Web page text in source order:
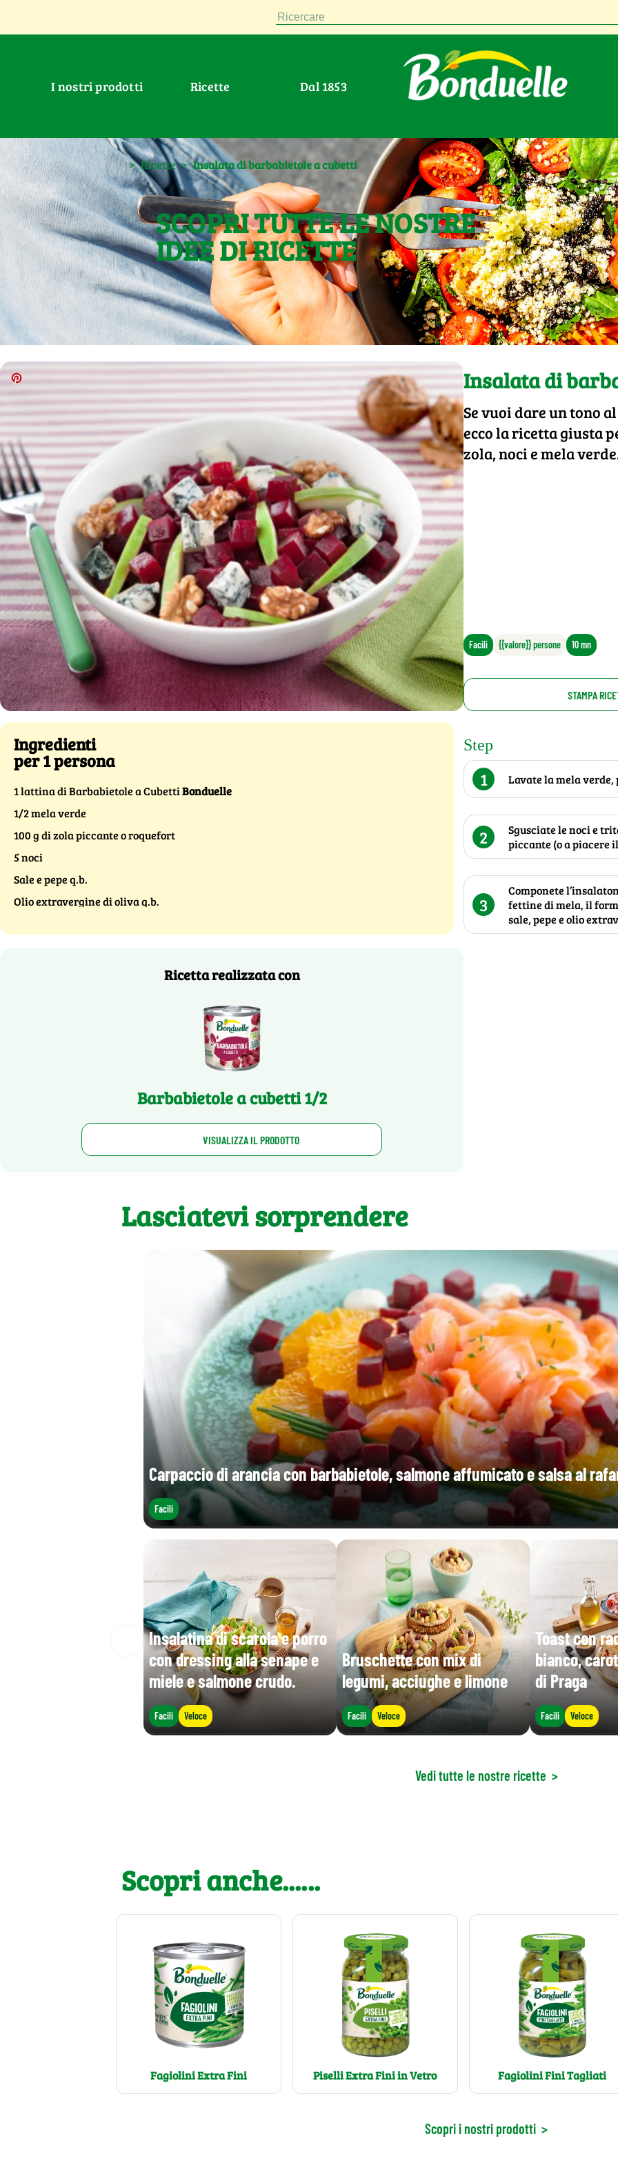
Ricercare
I nostri prodotti Ricette Dal 1853
> Ricette > Insalata di barbabietole a cubetti
SCOPRI TUTTE LE NOSTRE
IDEE DI RICETTE
Insalata di
Se vuoi dare un tono
ecco la ricetta giusta
zola, noci e mela
Facili {{valore}} persone 10 mn
STAMPA
Ingredienti
per 1 persona
1 lattina di Barbabietole a CubettiBonduelle
1/2 mela verde
100 g di zola piccante o roquefort
5 noci
Sale e pepe q.b.
Olio extravergine di oliva q.b.
Ricetta realizzata con
Barbabietole a cubetti 1/2
VISUALIZZA IL PRODOTTO
Step
1 Lavate la mela
2
Sgusciate le noci e
piccante (o a piacere
3
Componete
fettine di mela, il
sale, pepe e olio
Lasciatevi sorprendere
Carpaccio di arancia con barbabietole, salmone affumicato e salsa al
Facili
Insalatina di scarola e porro
con dressing alla senape e
miele e salmone crudo.
Facili Veloce
Bruschette con mix di
legumi, acciughe e limone
Facili Veloce
Toast con
bianco,
di Praga
Facili Veloce
Vedi tutte le nostre ricette >
Scopri anche......
Fagiolini Extra Fini Piselli Extra Fini in Vetro Fagiolini Fini Tagliati
Scopri i nostri prodotti >